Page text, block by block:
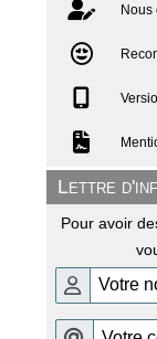
Nous
Lettre
Pour avoir